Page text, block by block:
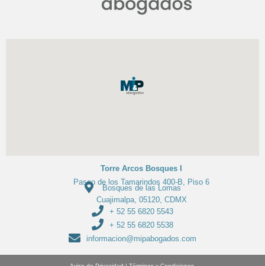
Torre Arcos Bosques I
Paseo de los Tamarindos 400-B, Piso 6
Bosques de las Lomas
Cuajimalpa, 05120, CDMX
+ 52 55 6820 5543
+ 52 55 6820 5538
informacion@mipabogados.com